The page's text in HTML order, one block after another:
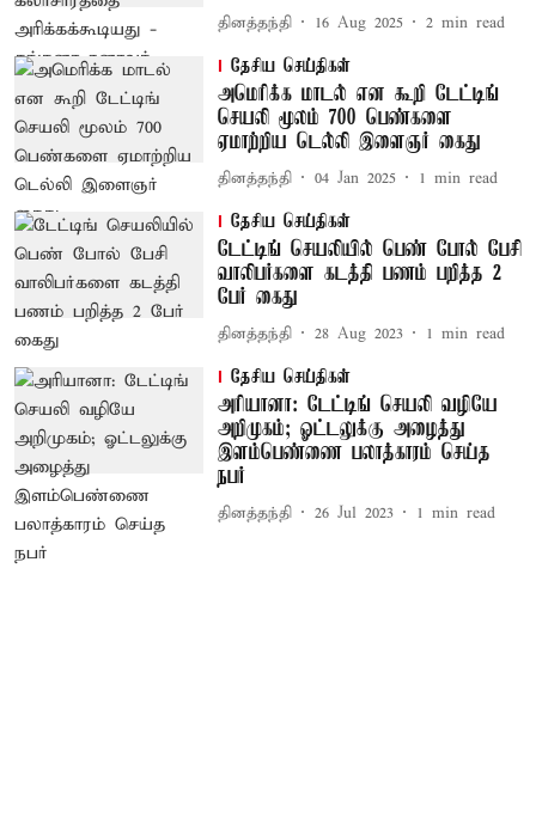
தினத்தந்தி 16 Aug 2025 2 min read
தேசிய செய்திகள்
அமெரிக்க மாடல் என கூறி டேட்டிங்
செயலி மூலம் 700 பெண்களை
ஏமாற்றிய டெல்லி இளைஞர் கைது
தினத்தந்தி 04 Jan 2025 1 min read
தேசிய செய்திகள்
டேட்டிங் செயலியில் பெண் போல் பேசி
வாலிபர்களை கடத்தி பணம் பறித்த 2
பேர் கைது
தினத்தந்தி 28 Aug 2023 1 min read
தேசிய செய்திகள்
அரியானா: டேட்டிங் செயலி வழியே
அறிமுகம்; ஓட்டலுக்கு அழைத்து
இளம்பெண்ணை பலாத்காரம் செய்த
நபர்
தினத்தந்தி 26 Jul 2023 1 min read